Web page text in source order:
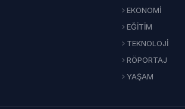
EKONOMİ
EĞİTİM
TEKNOLOJİ
RÖPORTAJ
YAŞAM